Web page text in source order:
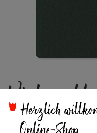
Herzlich
der
springen
Viskose